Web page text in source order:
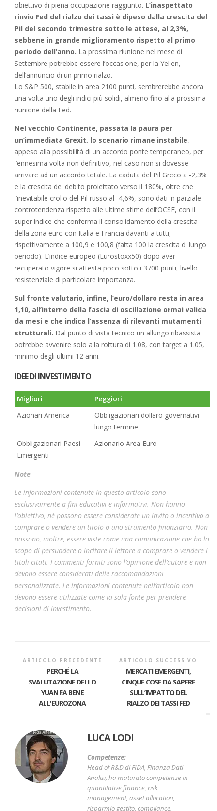
obiettivo di piena occupazione raggiunto. L’inaspettato
rinvio Fed del rialzo dei tassi è dipeso dalla crescita del
Pil del secondo trimestre sotto le attese, al 2,3%,
sebbene in grande miglioramento rispetto al primo
periodo dell’anno. La prossima riunione nel mese di
Settembre potrebbe essere l’occasione, per la Yellen,
dell’annuncio di un primo rialzo.
Lo S&P 500, stabile in area 2100 punti, sembrerebbe ancora
una volta uno degli indici più solidi, almeno fino alla prossima
riunione della Fed.
Nel vecchio Continente, passata la paura per
un’immediata Grexit, lo scenario rimane instabile,
appeso alla possibilità di un accordo ponte temporaneo, per
l’ennesima volta non definitivo, nel caso non si dovesse
arrivare ad un accordo totale. La caduta del Pil Greco a -2,3%
e la crescita del debito proiettato verso il 180%, oltre che
l’inevitabile crollo del Pil russo al -4,6%, sono dati in parziale
controtendenza rispetto alle ultime stime dell’OCSE, con il
super indice che conferma il consolidamento della crescita
della zona euro con Italia e Francia davanti a tutti,
rispettivamente a 100,9 e 100,8 (fatta 100 la crescita di lungo
periodo). L’indice europeo (Eurostoxx50) dopo aver
recuperato vigore si attesta poco sotto i 3700 punti, livello
resistenziale di particolare importanza.
Sul fronte valutario, infine, l’euro/dollaro resta in area
1,10, all’interno della fascia di oscillazione ormai valida
da mesi e che indica l’assenza di rilevanti mutamenti
strutturali. Dal punto di vista tecnico un allungo ribassista
potrebbe avvenire solo alla rottura di 1.08, con target a 1.05,
minimo degli ultimi 12 anni.
IDEE DI INVESTIMENTO
Migliori
Peggiori
Azionari America
Obbligazionari dollaro governativi
lungo termine
Obbligazionari Paesi
Emergenti
Azionario Area Euro
Note
Le informazioni contenute in questo articolo sono
esclusivamente a fini educativi e informativi. Non hanno
l’obiettivo, né possono essere considerate un invito o incentivo a
comprare o vendere un titolo o uno strumento finanziario. Non
possono, inoltre, essere viste come una comunicazione che ha lo
scopo di persuadere o incitare il lettore a comprare o vendere i
titoli citati. I commenti forniti sono l’opinione dell’autore e non
devono essere considerati delle raccomandazioni
personalizzate. Le informazioni contenute nell’articolo non
devono essere utilizzate come la sola fonte per prendere
decisioni di investimento.
ARTICOLO PRECEDENTE
PERCHÉ LA
SVALUTAZIONE DELLO
YUAN FA BENE
ALL'EUROZONA
ARTICOLO SUCCESSIVO
MERCATI EMERGENTI,
CINQUE COSE DA SAPERE
SULL’IMPATTO DEL
RIALZO DEI TASSI FED
LUCA LODI
Competenze:
Head of R&D di FIDA, Finanza Dati
Analisi, ha maturato competenze in
quantitative finance, risk
management, asset allocation,
risparmio gestito, compliance,